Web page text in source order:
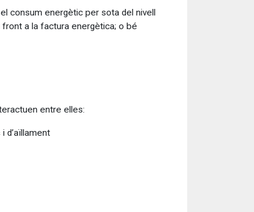
consum energètic per sota del nivell
a la factura energètica; o bé
entre elles:
d’aïllament